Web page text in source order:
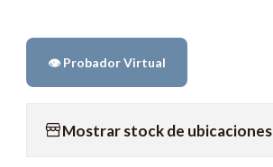
👁️ Probador Virtual
Mostrar stock de ubicaciones